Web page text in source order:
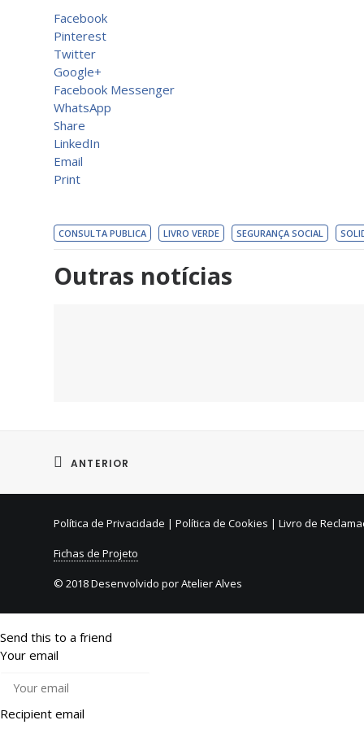
Facebook
Pinterest
Twitter
Google+
Facebook Messenger
WhatsApp
Share
LinkedIn
Email
Print
CONSULTA PUBLICA LIVRO VERDE SEGURANÇA SOCIAL
Outras notícias
ANTERIOR
Política de Privacidade | Política de Cookies | Livro de
Fichas de Projeto
© 2018 Desenvolvido porAtelier Alves
Send this to a friend
Your email
Recipient email